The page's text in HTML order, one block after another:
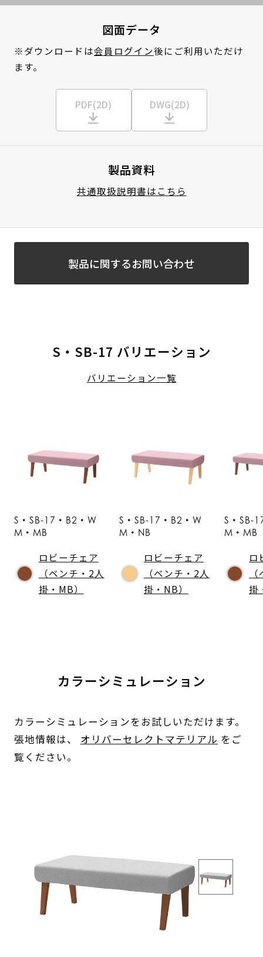
図面データ
※ダウンロードは会員ログイン後にご利用いただけ
ます。
PDF(2D) DWG(2D)
製品資料
共通取扱説明書はこちら
製品に関するお問い合わせ
S・SB-17 バリエーション
バリエーション一覧
S・SB-17・B2・W
M・MB
ロビーチェア
（ベンチ・2人
掛・MB）
S・SB-17・B2・W
M・NB
ロビーチェア
（ベンチ・2人
掛・NB）
S・SB-
M・MB
ロ
掛
カラーシミュレーション
カラーシミュレーションをお試しいただけます。
張地情報は、 オリバーセレクトマテリアル をご
覧ください。